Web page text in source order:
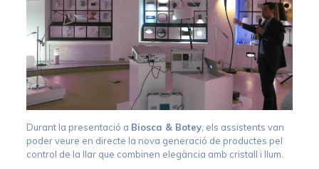
Durant la presentació a Biosca & Botey, els assistents van
poder veure en directe la nova generació de productes pel
control de la llar que combinen elegància amb cristall i llum.